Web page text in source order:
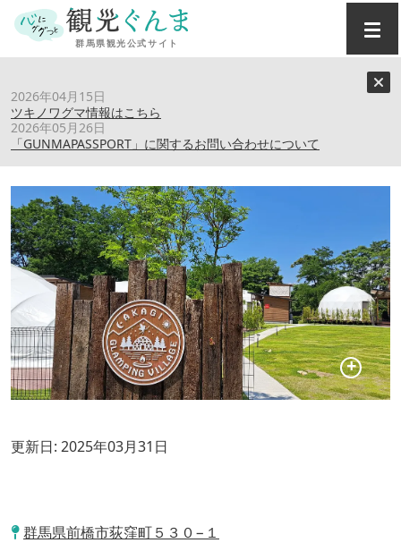
2026年04月15日
ツキノワグマ情報はこちら
2026年05月26日
「GUNMAPASSPORT」に関するお問い合わせについて
AKAGI GLAMPING VILLAGE
更新日: 2025年03月31日
群馬県前橋市荻窪町５３０−１